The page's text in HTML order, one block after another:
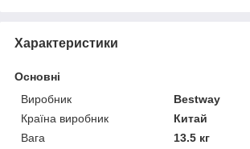
Характеристики
Основні
Виробник
Bestway
Країна виробник
Китай
Вага
13.5 кг